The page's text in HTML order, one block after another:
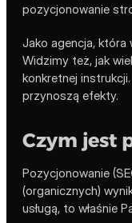
pozycjonowanie
Jako agencja, która
Widzimy też, jak
konkretnej
przynoszą efekty.
Czym jest
Pozycjonowanie
(organicznych)
usługą, to właśnie